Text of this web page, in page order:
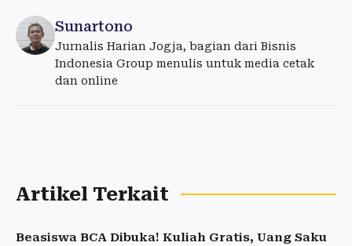
Sunartono
Jurnalis Harian Jogja, bagian dari Bisnis
Indonesia Group menulis untuk media cetak
dan online
Artikel Terkait
Beasiswa BCA Dibuka! Kuliah Gratis, Uang Saku